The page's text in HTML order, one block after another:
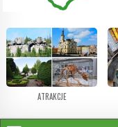
ATRAKCJE